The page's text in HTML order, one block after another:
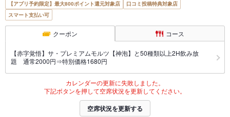
【アプリ予約限定】最大800ポイント還元対象店
口コミ投稿特典対象店
スマート支払い可
クーポン コース
【赤字覚悟】サ・プレミアムモルツ【神泡】と50種類以上2H飲み放
題 通常2000円⇒特別価格1680円
カレンダーの更新に失敗しました。
下記ボタンを押して空席状況を更新してください。
空席状況を更新する